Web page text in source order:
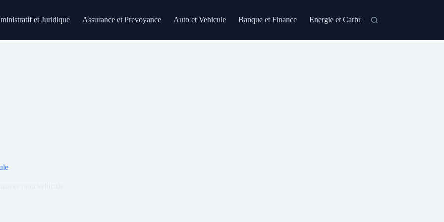
et Juridique Assurance et Prevoyance Auto et Vehicule Banque et Finance Energie et Carburant